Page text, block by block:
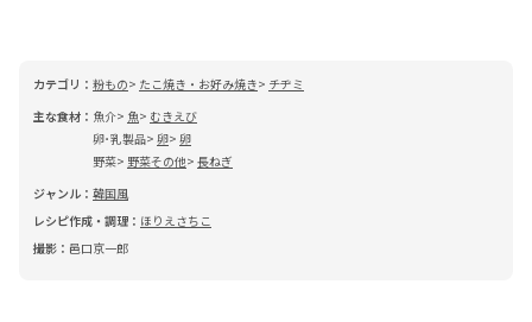
カテゴリ： 粉もの たこ焼き・お好み焼き
チヂミ
主な食材： 魚介 魚
むきえび
卵･乳製品 卵 卵
野菜
野菜その他 長ねぎ
ジャンル： 韓国風
レシピ作成・調理： ほりえさちこ
撮影： 邑口京一郎